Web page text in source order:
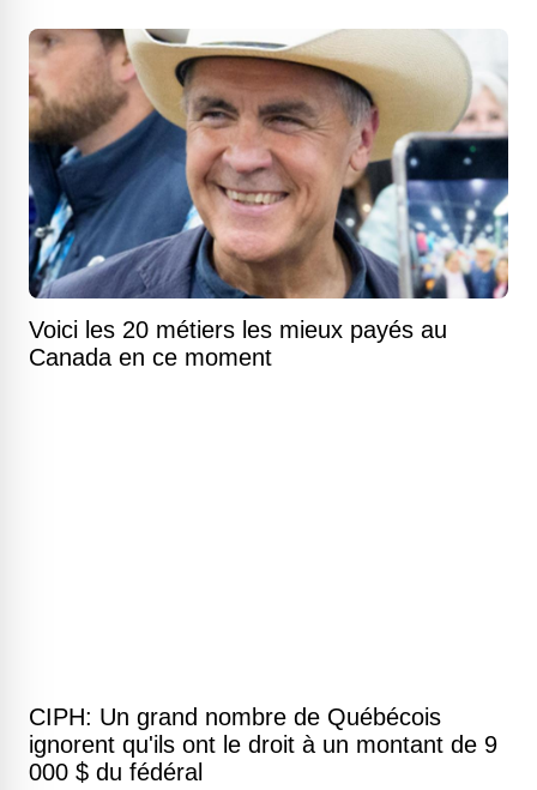
Voici les 20 métiers les mieux payés au
Canada en ce moment
CIPH: Un grand nombre de Québécois
ignorent qu'ils ont le droit à un montant de 9
000 $ du fédéral